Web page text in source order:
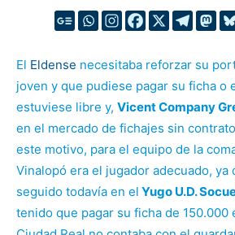
El Eldense necesitaba reforzar su
joven y que pudiese pagar su ficha o
estuviese libre y, Vicent Company
en el mercado de fichajes sin
este motivo, para el equipo de la
Vinalopó era el jugador adecuado, ya
seguido todavía en el Yugo U.D.
tenido que pagar su ficha de 150.000